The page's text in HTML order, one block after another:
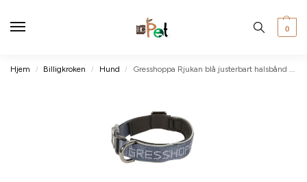
0
Hjem / Billigkroken / Hund / Gresshoppa Rjukan blå justerbart halsbånd 35/45 cm